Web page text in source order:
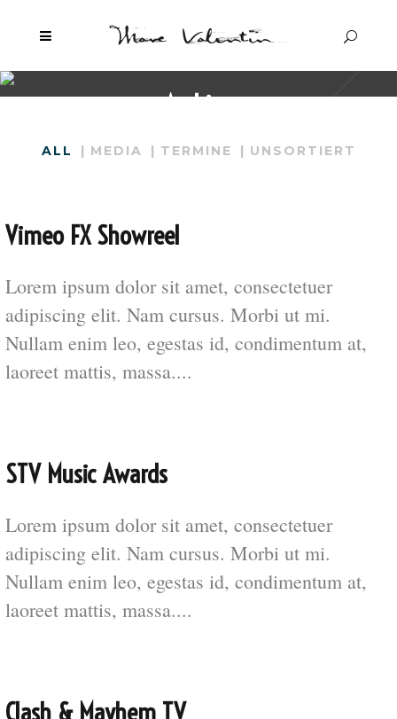
Archive
ALL MEDIA TERMINE UNSORTIERT
Vimeo FX Showreel
Lorem ipsum dolor sit amet, consectetuer
adipiscing elit. Nam cursus. Morbi ut mi.
Nullam enim leo, egestas id, condimentum at,
laoreet mattis, massa....
STV Music Awards
Lorem ipsum dolor sit amet, consectetuer
adipiscing elit. Nam cursus. Morbi ut mi.
Nullam enim leo, egestas id, condimentum at,
laoreet mattis, massa....
Clash & Mayhem TV